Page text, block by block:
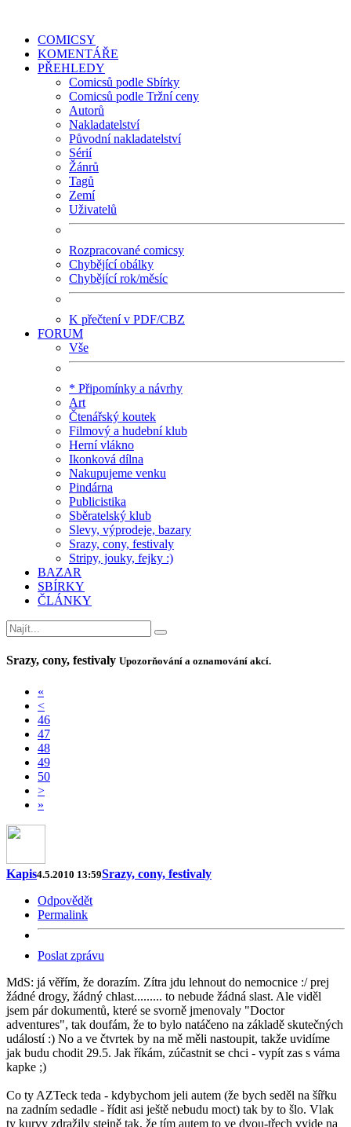
COMICSY
KOMENTÁŘE
PŘEHLEDY
Comicsů podle Sbírky
Comicsů podle Tržní ceny
Autorů
Nakladatelství
Původní nakladatelství
Sérií
Žánrů
Tagů
Zemí
Uživatelů
Rozpracované comicsy
Chybějící obálky
Chybějící rok/měsíc
K přečtení v PDF/CBZ
FORUM
Vše
* Připomínky a návrhy
Art
Čtenářský koutek
Filmový a hudební klub
Herní vlákno
Ikonková dílna
Nakupujeme venku
Pindárna
Publicistika
Sběratelský klub
Slevy, výprodeje, bazary
Srazy, cony, festivaly
Stripy, jouky, fejky :)
BAZAR
SBÍRKY
ČLÁNKY
Srazy, cony, festivaly Upozorňování a oznamování akcí.
«
<
46
47
48
49
50
>
»
Kapis4.5.2010 13:59Srazy, cony, festivaly
Odpovědět
Permalink
Poslat zprávu
MdS: já věřím, že dorazím. Zítra jdu lehnout do nemocnice :/ prej
žádné drogy, žádný chlast......... to nebude žádná slast. Ale viděl
jsem pár dokumentů, které se svorně jmenovaly "Doctor
adventures", tak doufám, že to bylo natáčeno na základě skutečných
událostí :) No a ve čtvrtek by na mě měli nastoupit, takže uvidíme
jak budu chodit 29.5. Jak říkám, zúčastnit se chci - vypít zas s váma
kapke ;)
Co ty AZTeck teda - kdybychom jeli autem (že bych seděl na šířku
na zadním sedadle - řídit asi ještě nebudu moct) tak by to šlo. Vlak
ty kurvy zdražily stejně tak, že tím autem to ve dvou-třech vyjde na